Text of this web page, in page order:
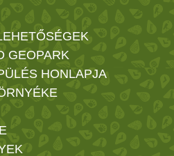
GEOPARK
HONLAPJA